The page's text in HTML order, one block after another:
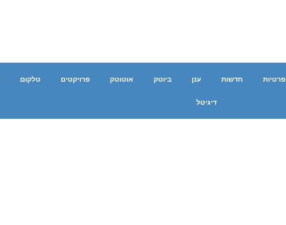
פרטיות חדשות ענן ביוטק אוטוטק פרויקטים טלקום
דיגיטל